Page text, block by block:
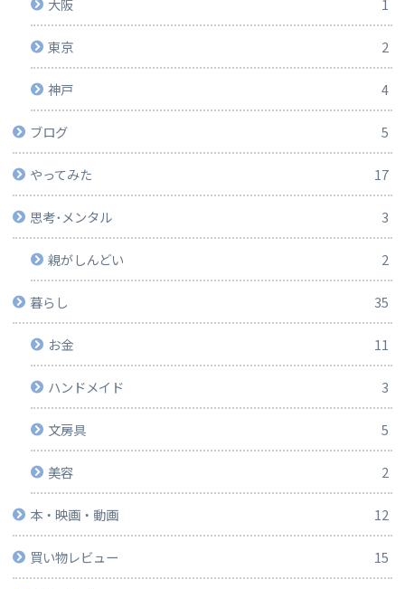
大阪 1
東京 2
神戸 4
ブログ 5
やってみた 17
思考･メンタル 3
親がしんどい 2
暮らし 35
お金 11
ハンドメイド 3
文房具 5
美容 2
本・映画・動画 12
買い物レビュー 15